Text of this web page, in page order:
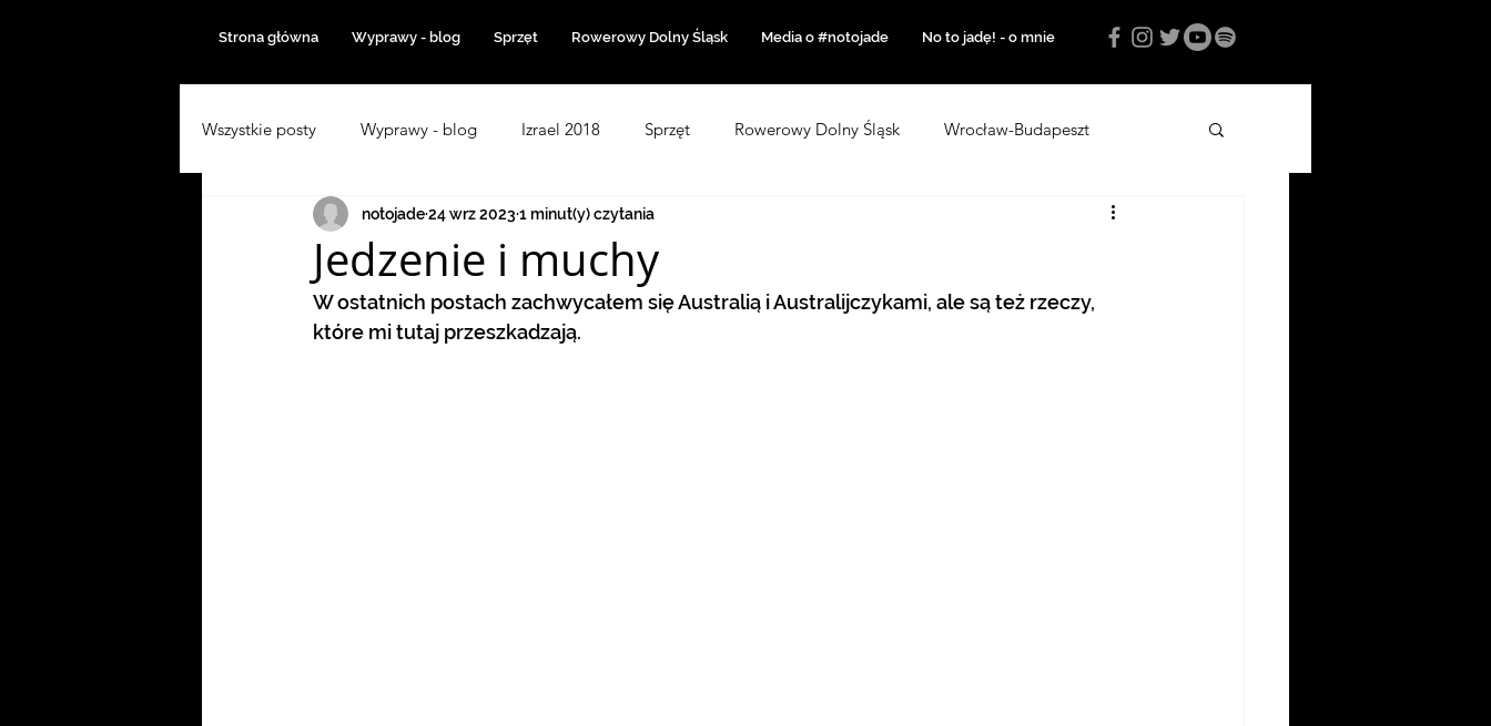
Strona główna Wyprawy - blog Sprzęt Rowerowy Dolny Śląsk Media o #notojade No to jadę! - o mnie
Wszystkie posty Wyprawy - blog Izrael 2018 Sprzęt Rowerowy Dolny Śląsk Wrocław-Budapeszt
Azja 2019 Z Singapuru do Bangkoku Azja 2020 media o notojade
Inne wyprawy Włochy 2022 Kategoria bez tytułu USA 2022 Afryka Odra-Nysa 2023
Jedzenie i muchy
notojade24 wrz 2023 1 minut(y) czytania
W ostatnich postach zachwycałem się Australią i Australijczykami, ale są też rzeczy,
które mi tutaj przeszkadzają.